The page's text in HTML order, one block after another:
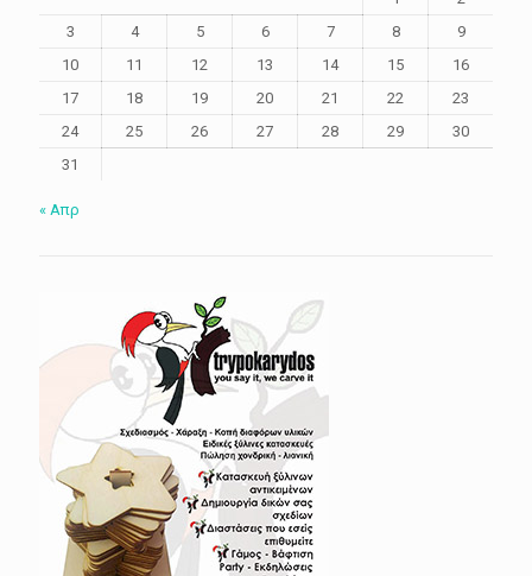
3
4 5 6 7 8
9
10
11 12 13 14 15
16
17
18 19 20 21 22
23
24
25 26 27 28 29
30
31
« Απρ